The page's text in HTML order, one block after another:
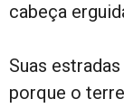
cabeça
Suas
porque o